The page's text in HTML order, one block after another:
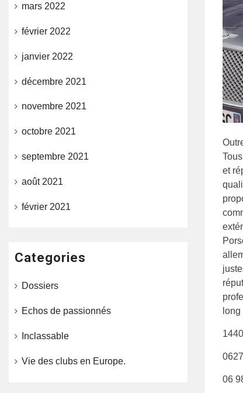
et
06
mars 2022
février 2022
janvier 2022
décembre 2021
novembre 2021
octobre 2021
septembre 2021
août 2021
février 2021
Categories
Dossiers
Echos de passionnés
Inclassable
Vie des clubs en Europe.